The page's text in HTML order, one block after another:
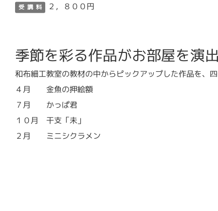
受 講 料 ２，８００円
季節を彩る作品がお部屋を演
和布細工教室の教材の中からピックアップした作品を、
４月 金魚の押絵額
７月 かっぱ君
１０月 干支「未」
２月 ミニシクラメン